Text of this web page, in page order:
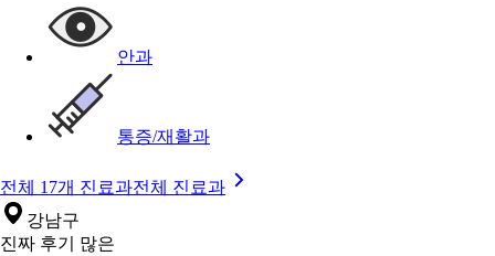
안과
통증/재활과
전체 17개 진료과전체 진료과
강남구
진짜 후기 많은